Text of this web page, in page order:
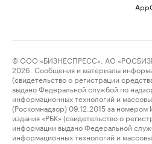
© ООО «БИЗНЕСПРЕСС», АО
2026. Сообщения и материалы
(свидетельство о регистрации
выдано Федеральной службой по
информационных технологий и
(Роскомнадзор) 09.12.2015 за
издания «РБК» (свидетельство о
информации выдано Федеральной
информационных технологий и